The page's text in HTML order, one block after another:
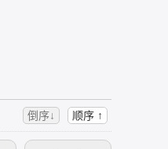
倒序↓ 顺序 ↑